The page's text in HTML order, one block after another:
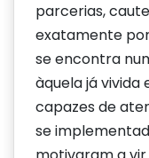
parcerias,
exatamente
se encontra
àquela já vivida
capazes de
se